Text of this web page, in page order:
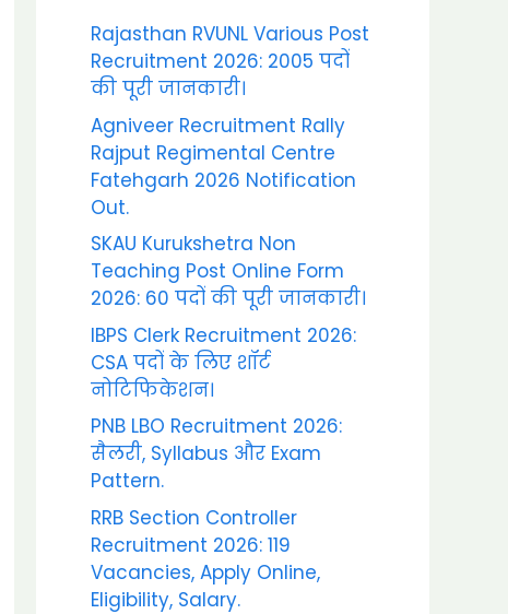
Rajasthan RVUNL Various Post
Recruitment 2026: 2005 पदों
की पूरी जानकारी।
Agniveer Recruitment Rally
Rajput Regimental Centre
Fatehgarh 2026 Notification
Out.
SKAU Kurukshetra Non
Teaching Post Online Form
2026: 60 पदों की पूरी जानकारी।
IBPS Clerk Recruitment 2026:
CSA पदों के लिए शॉर्ट
नोटिफिकेशन।
PNB LBO Recruitment 2026:
सैलरी, Syllabus और Exam
Pattern.
RRB Section Controller
Recruitment 2026: 119
Vacancies, Apply Online,
Eligibility, Salary.